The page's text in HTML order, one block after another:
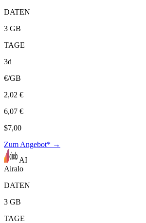
DATEN
3 GB
TAGE
3d
€/GB
2,02 €
6,07 €
$7,00
Zum Angebot* →
AI
Airalo
DATEN
3 GB
TAGE